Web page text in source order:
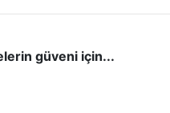
güveni için...